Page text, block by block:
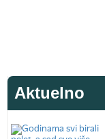
Aktuelno